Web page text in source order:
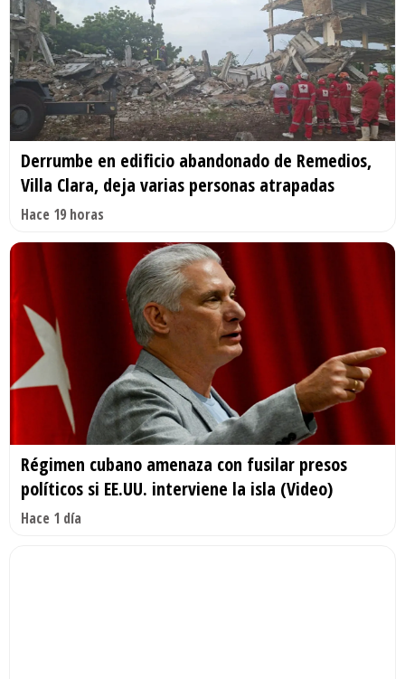
Derrumbe en edificio abandonado de Remedios,
Villa Clara, deja varias personas atrapadas
Hace 19 horas
Régimen cubano amenaza con fusilar presos
políticos si EE.UU. interviene la isla (Video)
Hace 1 día